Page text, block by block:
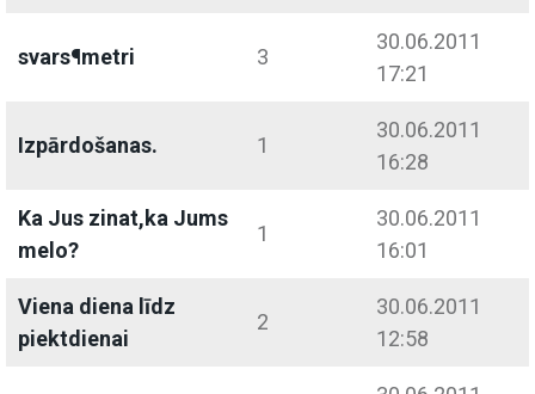
svars¶metri 3
30.06.2011
17:21
Izpārdošanas. 1
30.06.2011
16:28
Ka Jus zinat,ka Jums
melo?
1
30.06.2011
16:01
Viena diena līdz
piektdienai
2
30.06.2011
12:58